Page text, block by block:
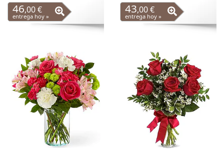
46,00 €
entrega hoy »
43,00 €
entrega hoy »